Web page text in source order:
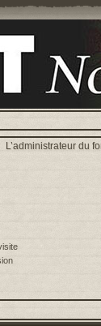
L’administrateur du